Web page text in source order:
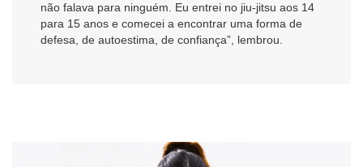
não falava para ninguém. Eu entrei no jiu-jitsu aos 14
para 15 anos e comecei a encontrar uma forma de
defesa, de autoestima, de confiança”, lembrou.